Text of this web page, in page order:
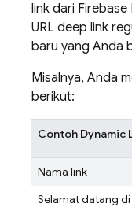
link dari
URL deep link
baru yang Anda
Misalnya, Anda
berikut:
Contoh Dynamic
Nama link
Selamat datang